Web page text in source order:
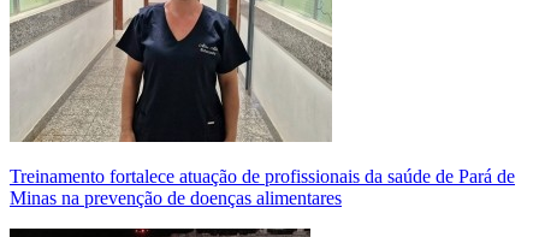
Treinamento fortalece atuação de profissionais da saúde de Pará de
Minas na prevenção de doenças alimentares